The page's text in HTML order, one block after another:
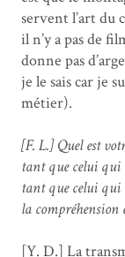
servent l’art du
il n’y a pas de
donne pas
je le sais car je
métier).
[F. L.] Quel est
tant que celui qui
tant que celui qui
la
[Y. D.] La